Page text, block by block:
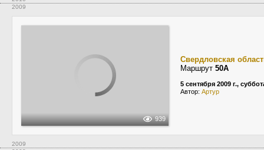
2009
939
Свердловская
Маршрут 50А
5 сентября 2009 г.,
Автор: Aртур
2009